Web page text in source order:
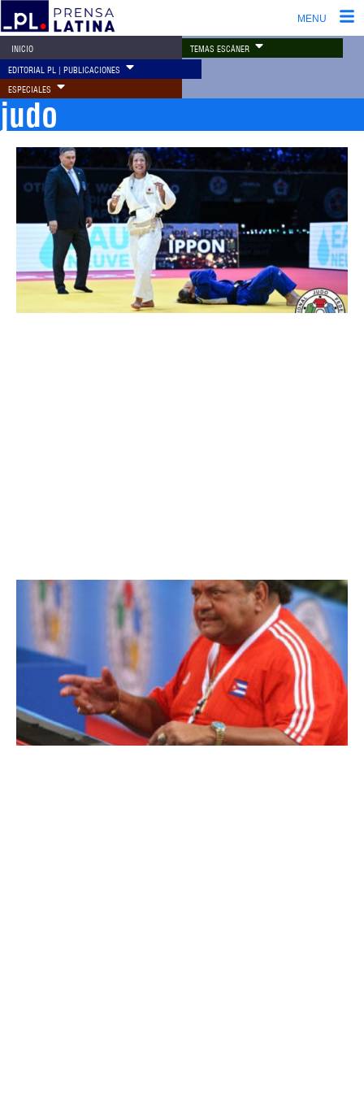
MENU
INICIO TEMAS ESCÁNER
EDITORIAL PL | PUBLICACIONES
ESPECIALES
judo